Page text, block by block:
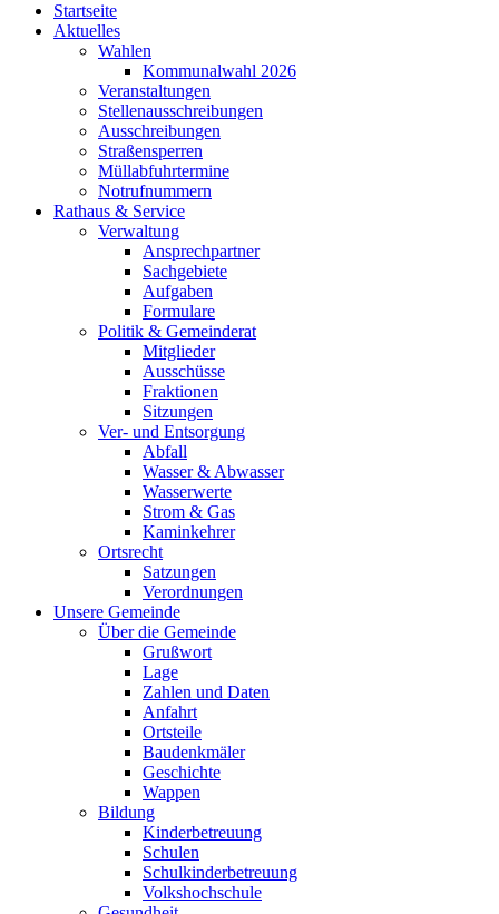
Startseite
Aktuelles
Wahlen
Kommunalwahl 2026
Veranstaltungen
Stellenausschreibungen
Ausschreibungen
Straßensperren
Müllabfuhrtermine
Notrufnummern
Rathaus & Service
Verwaltung
Ansprechpartner
Sachgebiete
Aufgaben
Formulare
Politik & Gemeinderat
Mitglieder
Ausschüsse
Fraktionen
Sitzungen
Ver- und Entsorgung
Abfall
Wasser & Abwasser
Wasserwerte
Strom & Gas
Kaminkehrer
Ortsrecht
Satzungen
Verordnungen
Unsere Gemeinde
Über die Gemeinde
Grußwort
Lage
Zahlen und Daten
Anfahrt
Ortsteile
Baudenkmäler
Geschichte
Wappen
Bildung
Kinderbetreuung
Schulen
Schulkinderbetreuung
Volkshochschule